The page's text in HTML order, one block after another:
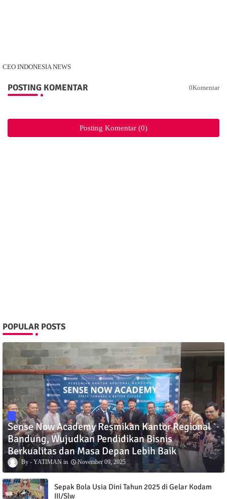
CEO INDONESIA NEWS
POSTING KOMENTAR 0Komentar
Posting Komentar (0)
POPULAR POSTS
Sense Now Academy Resmikan Kantor Regional
Bandung, Wujudkan Pendidikan Bisnis
Berkualitas dan Masa Depan Lebih Baik
YATIMAN November 09, 2025
Sepak Bola Usia Dini Tahun 2025 di Gelar Kodam
III/Slw